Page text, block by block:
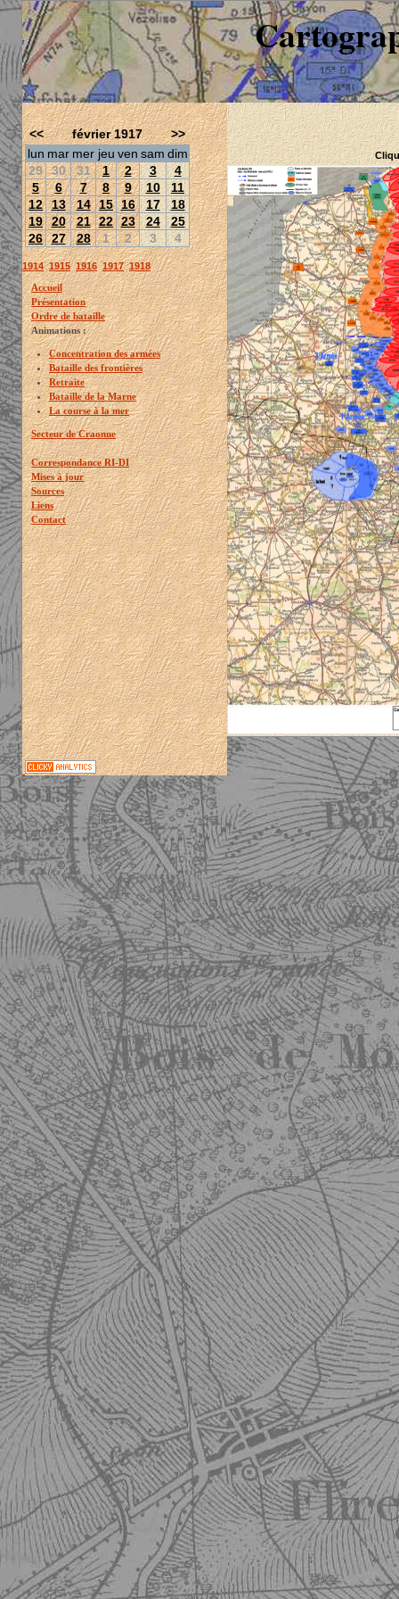
<< février 1917
>>
lun mar mer jeu ven sam dim
29 30 31 1 2 3
4
5
6 7 8 9 10
11
12 13 14 15 16 17
18
19 20 21 22 23 24
25
26 27 28 1 2 3 4
1914 1915 1916 1917 1918
Accueil
Présentation
Ordre de bataille
Animations :
Concentration des armées
Bataille des frontières
Retraite
Bataille de la Marne
La course à la mer
Secteur de Craonne
Correspondance RI-DI
Mises à jour
Sources
Liens
Contact